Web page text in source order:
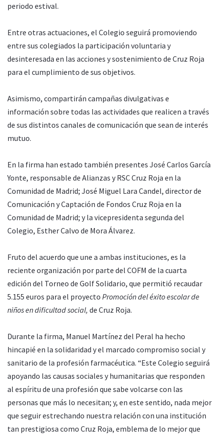
periodo estival.
Entre otras actuaciones, el Colegio seguirá promoviendo
entre sus colegiados la participación voluntaria y
desinteresada en las acciones y sostenimiento de Cruz Roja
para el cumplimiento de sus objetivos.
Asimismo, compartirán campañas divulgativas e
información sobre todas las actividades que realicen a través
de sus distintos canales de comunicación que sean de interés
mutuo.
En la firma han estado también presentes José Carlos García
Yonte, responsable de Alianzas y RSC Cruz Roja en la
Comunidad de Madrid; José Miguel Lara Candel, director de
Comunicación y Captación de Fondos Cruz Roja en la
Comunidad de Madrid; y la vicepresidenta segunda del
Colegio, Esther Calvo de Mora Álvarez.
Fruto del acuerdo que une a ambas instituciones, es la
reciente organización por parte del COFM de la cuarta
edición del Torneo de Golf Solidario, que permitió recaudar
5.155 euros para el proyecto Promoción del éxito escolar de
niños en dificultad social, de Cruz Roja.
Durante la firma, Manuel Martínez del Peral ha hecho
hincapié en la solidaridad y el marcado compromiso social y
sanitario de la profesión farmacéutica. “Este Colegio seguirá
apoyando las causas sociales y humanitarias que responden
al espíritu de una profesión que sabe volcarse con las
personas que más lo necesitan; y, en este sentido, nada mejor
que seguir estrechando nuestra relación con una institución
tan prestigiosa como Cruz Roja, emblema de lo mejor que